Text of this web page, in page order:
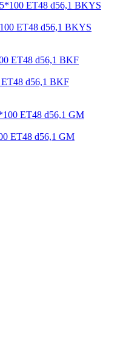
ET48 d56,1 BKYS
d56,1 BKF
ET48 d56,1 GM